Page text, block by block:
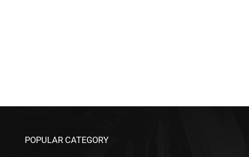
POPULAR CATEGORY